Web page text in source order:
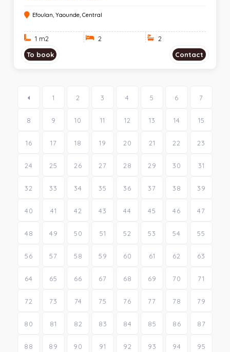
Efoulan, Yaounde, Central
1 m2 2
2
To book
Contact
1 2 3 4 5 6 7
8 9 10 11 12 13 14 15
16 17 18 19 20 21 22 23
24 25 26 27 28 29 30 31
32 33 34 35 36 37 38 39
40 41 42 43 44 45 46 47
48 49 50 51 52 53 54 55
56 57 58 59 60 61 62 63
64 65 66 67 68 69 70 71
72 73 74 75 76 77 78 79
80 81 82 83 84 85 86 87
88 89 90 91 92 93 94 95